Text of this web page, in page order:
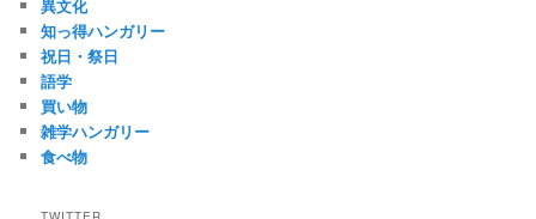
異文化
知っ得ハンガリー
祝日・祭日
語学
買い物
雑学ハンガリー
食べ物